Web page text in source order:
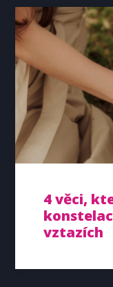
4 věci,
vztazích